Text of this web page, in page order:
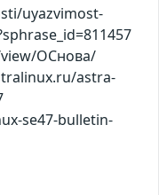
uyazvimost-
ОСнова/
astra-
se47-bulletin-